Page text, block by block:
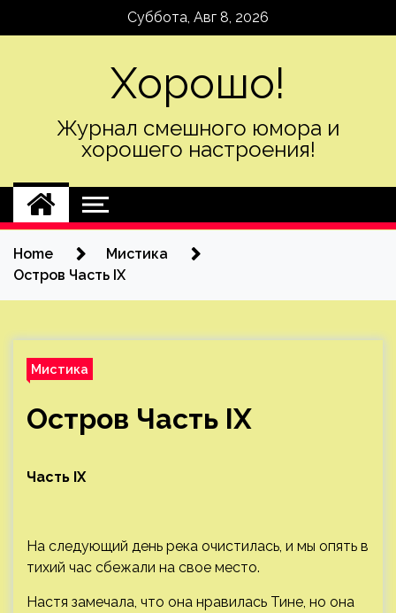
Суббота, Авг 8, 2026
Хорошо!
Журнал смешного юмора и
хорошего настроения!
Home
Мистика
Остров Часть ІХ
Мистика
Остров Часть ІХ
Часть ІX
На следующий день река очистилась, и мы опять в
тихий час сбежали на свое место.
Настя замечала, что она нравилась Тине, но она